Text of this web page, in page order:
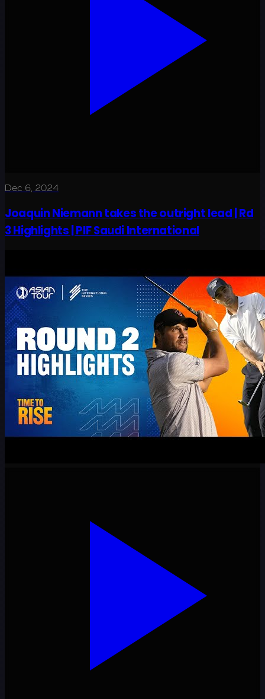
Dec 6, 2024
Joaquin Niemann takes the outright lead | Rd
3 Highlights | PIF Saudi International